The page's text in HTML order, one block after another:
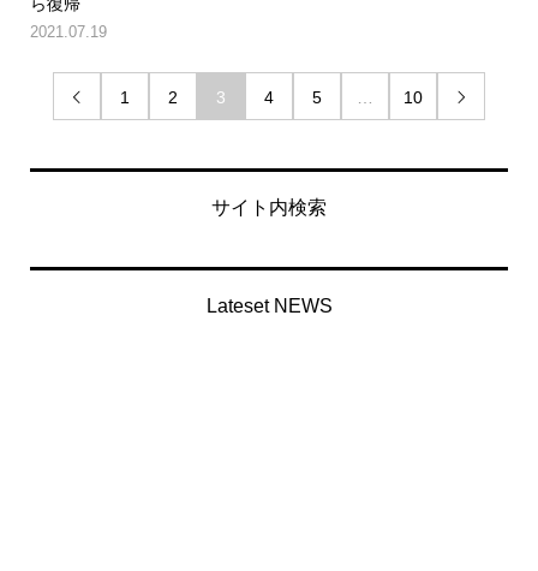
2021.07.19
 1 2 3 4 5 10 
サイト内検索
Lateset NEWS